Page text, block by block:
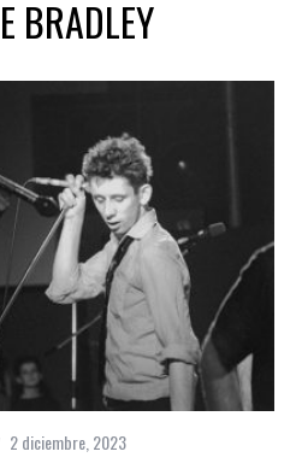
BRADLEY
2 diciembre, 2023